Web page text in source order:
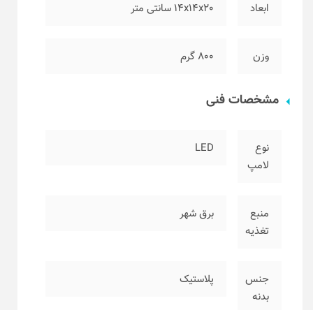
ابعاد ۱۴x14x20 سانتی متر
وزن ۸۰۰ گرم
مشخصات فنی
نوع
لامپ
LED
منبع
تغذیه
برق شهر
جنس
بدنه
پلاستیک